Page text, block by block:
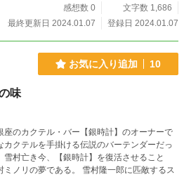
感想数 0
文字数 1,686
最終更新日 2024.01.07
登録日 2024.01.07
お気に入り追加 10
味
座のカクテル・バー【銀時計】のオーナーで
カクテルを手掛ける伝説のバーテンダーだっ
雪村亡き今、【銀時計】を復活させること
である。 雪村隆一郎に匹敵するス